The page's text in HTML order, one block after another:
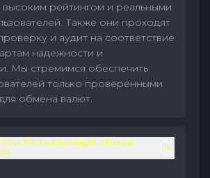
рейтингом и реальными
Также они проходят
и аудит на соответствие
надежности и
Мы стремимся обеспечить
только проверенными
обмена валют.
безналичный обмен